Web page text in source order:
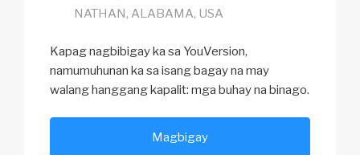
NATHAN, ALABAMA, USA
Kapag nagbibigay ka sa YouVersion,
namumuhunan ka sa isang bagay na may
walang hanggang kapalit: mga buhay na binago.
Magbigay